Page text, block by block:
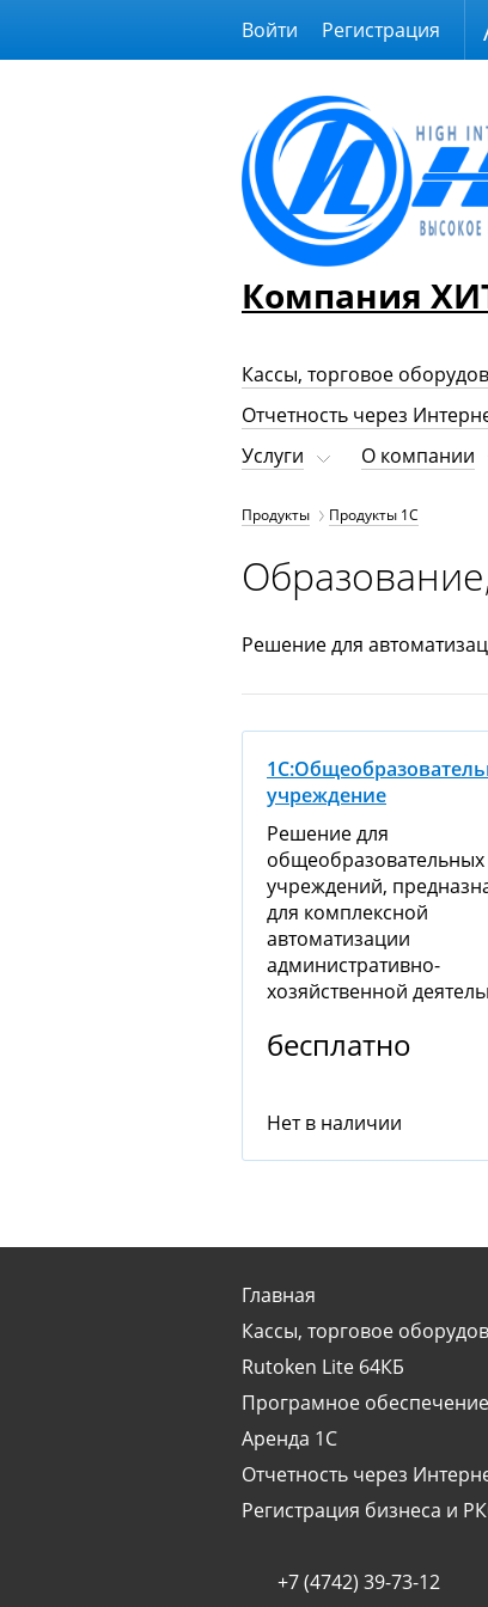
Размер шрифта
Компания
Войти Регистрация
Кассы, торговое
Отчетность через
Услуги
О компании
Продукты Продукты 1С
Решение для
учреждение
Решение для
общеобразовательных
учреждений,
для комплексной
автоматизации
административно-
хозяйственной
бесплатно
Нет в наличии
Главная
Кассы, торговое
Rutoken Lite 64КБ
Програмное обеспечение
Аренда 1С
Отчетность через
Регистрация бизнеса и
+7 (4742) 39-73-12